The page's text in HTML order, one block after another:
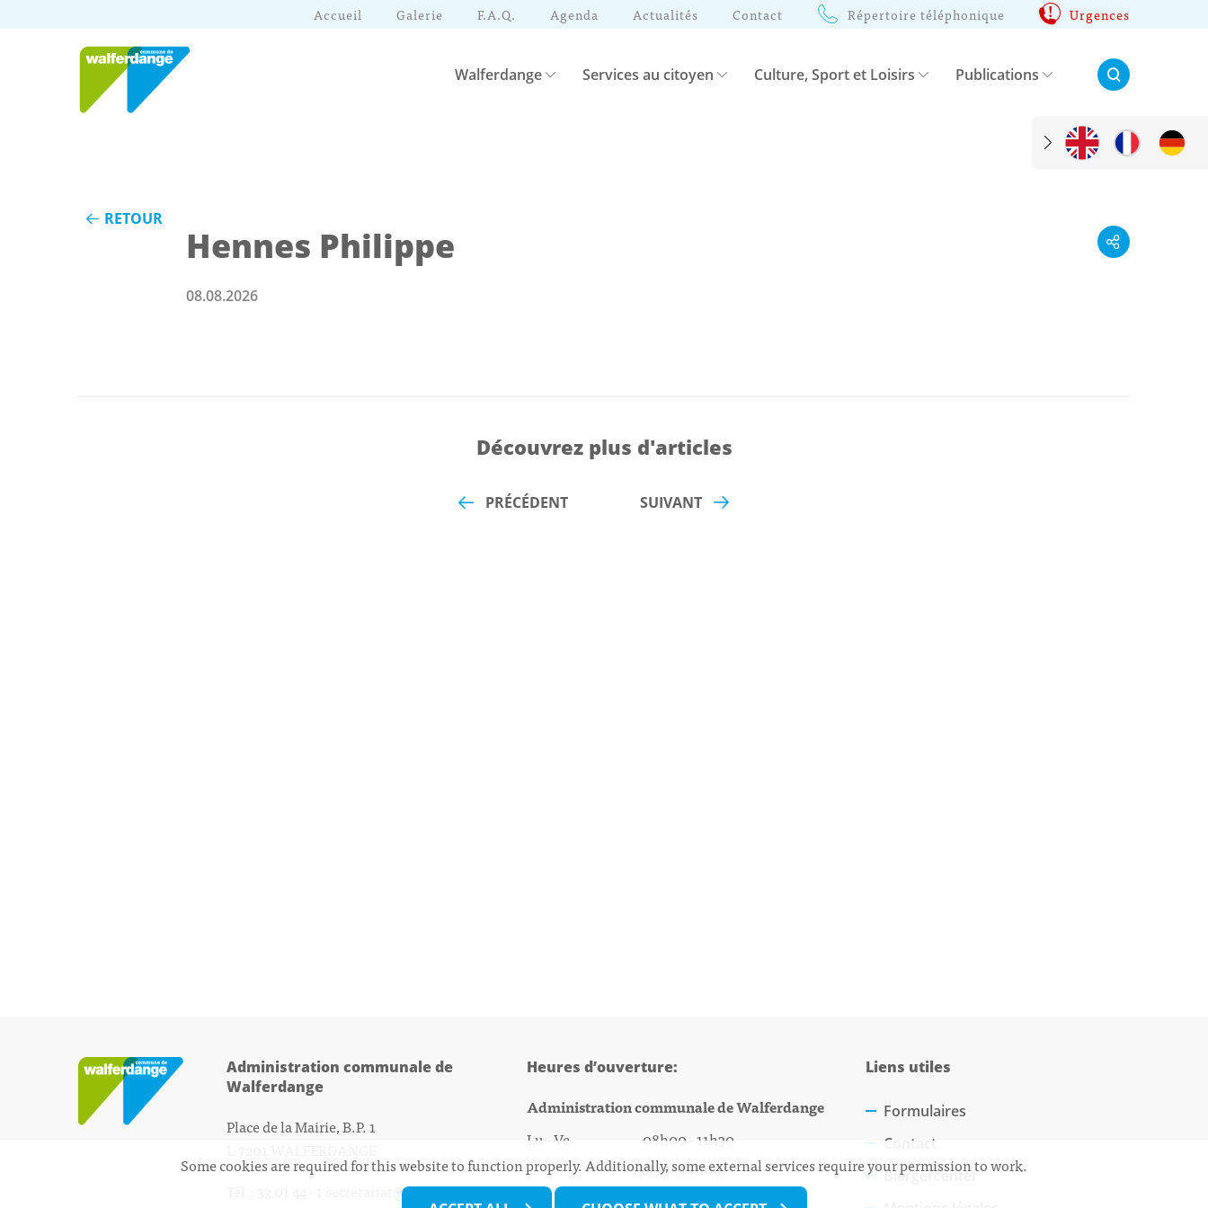
Accueil Galerie F.A.Q. Agenda Actualités Contact Répertoire téléphonique Urgences
Walferdange Services au citoyen Culture, Sport et Loisirs Publications Rechercher:
RETOUR
Hennes Philippe
08.08.2026
Découvrez plus d'articles
PRÉCÉDENT SUIVANT
Administration communale de
Walferdange
Place de la Mairie, B.P. 1
secretariat@walfer.lu
Heures d’ouverture:
Administration communale de Walferdange
Lu - Ve 08h00 - 11h30
13h30 - 16h00
Biergercenter
Liens utiles
Formulaires
Contact
Biergercenter
Some cookies are required for this website to function properly. Additionally, some external services require your permission to work.